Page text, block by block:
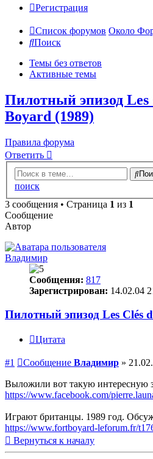
Регистрация
Список форумов Около
Поиск
Темы без ответов
Активные темы
Пилотный эпизод Les
Boyard (1989)
Правила форума
Ответить
поиск
3 сообщения • Страница 1 из 1
Сообщение
Автор
Владимир
Сообщения: 817
Зарегистрирован: 14.02.04
Пилотный эпизод Les Clés
Цитата
#1 Сообщение Владимир »
Выложили вот такую интересную
https://www.facebook.com/
Играют британцы. 1989 год.
https://www.fortboyard-leforum.fr/
Вернуться к началу